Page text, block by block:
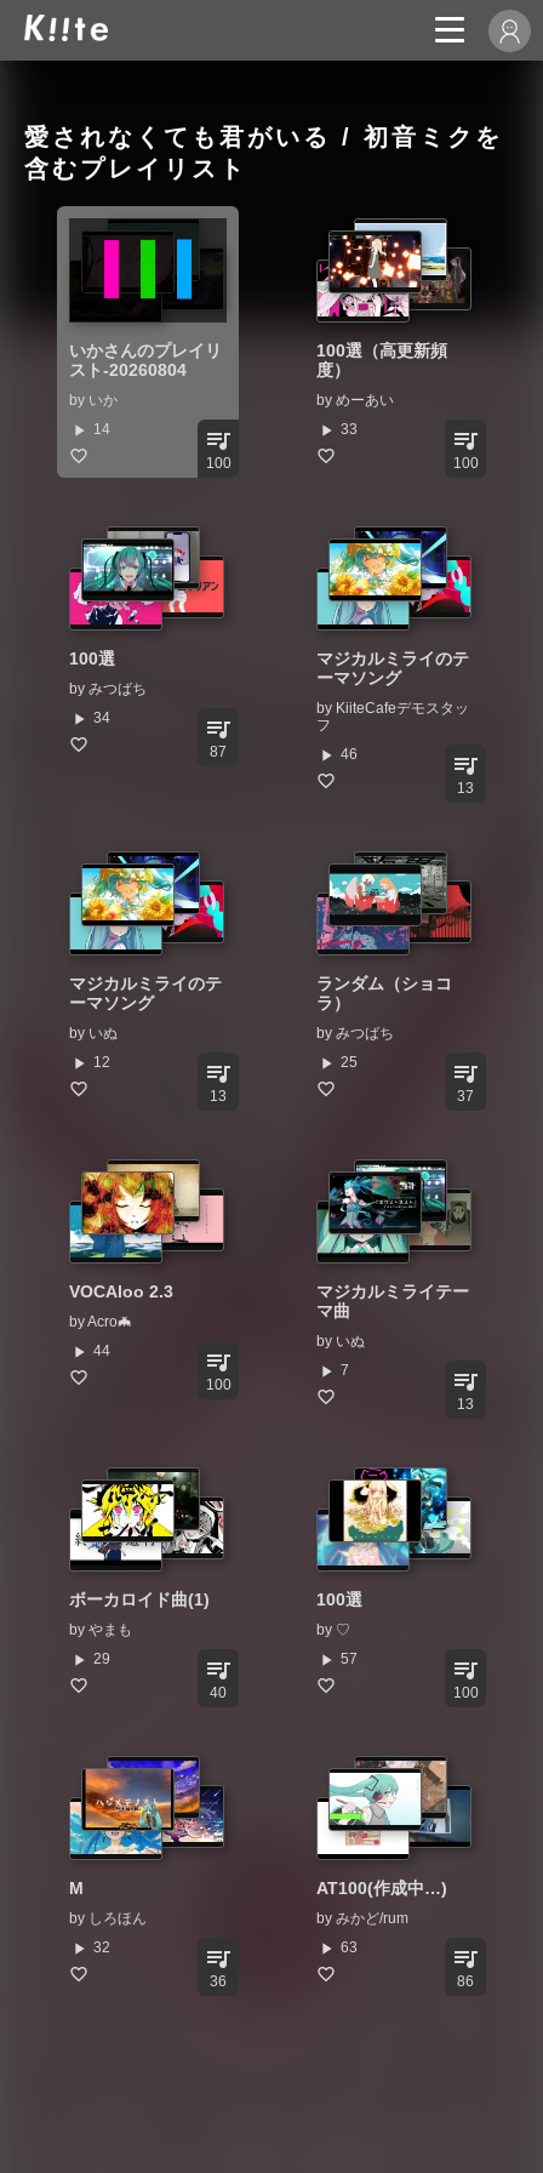
愛されなくても君がいる / 初音ミクを
含むプレイリスト
いかさんのプレイリ
スト-20260804
by いか
play_arrow 14 queue_music
100
100選（高更新頻
度）
by めーあい
play_arrow 33 queue_music
100
100選
by みつばち
play_arrow 34 queue_music
87
マジカルミライのテ
ーマソング
by KiiteCafeデモスタッ
フ
play_arrow 46 queue_music
13
マジカルミライのテ
ーマソング
by いぬ
play_arrow 12 queue_music
13
ランダム（ショコ
ラ）
by みつばち
play_arrow 25 queue_music
37
VOCAloo 2.3
byAcro🦇
play_arrow 44 queue_music
100
マジカルミライテー
マ曲
by いぬ
play_arrow 7 queue_music
13
ボーカロイド曲(1)
by やまも
play_arrow 29 queue_music
40
100選
by ♡
play_arrow 57 queue_music
100
M
by しろほん
play_arrow 32 queue_music
36
AT100(作成中…)
by みかど/rum
play_arrow 63 queue_music
86